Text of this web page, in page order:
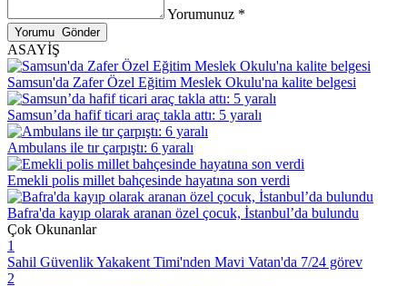
Yorumunuz *
ASAYİŞ
Samsun'da Zafer Özel Eğitim Meslek Okulu'na kalite belgesi
Samsun’da hafif ticari araç takla attı: 5 yaralı
Ambulans ile tır çarpıştı: 6 yaralı
Emekli polis millet bahçesinde hayatına son verdi
Bafra'da kayıp olarak aranan özel çocuk, İstanbul’da bulundu
Çok Okunanlar
1
Sahil Güvenlik Yakakent Timi'nden Mavi Vatan'da 7/24 görev
2